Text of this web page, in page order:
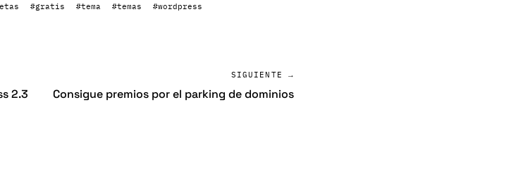
#gratis #tema #temas #wordpress
2.3
SIGUIENTE →
Consigue premios por el parking de dominios